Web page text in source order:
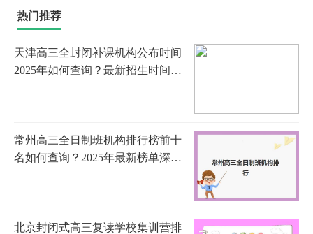
热门推荐
天津高三全封闭补课机构公布时间
2025年如何查询？最新招生时间
常州高三全日制班机构排行榜前十
名如何查询？2025年最新榜单深度
北京封闭式高三复读学校集训营排